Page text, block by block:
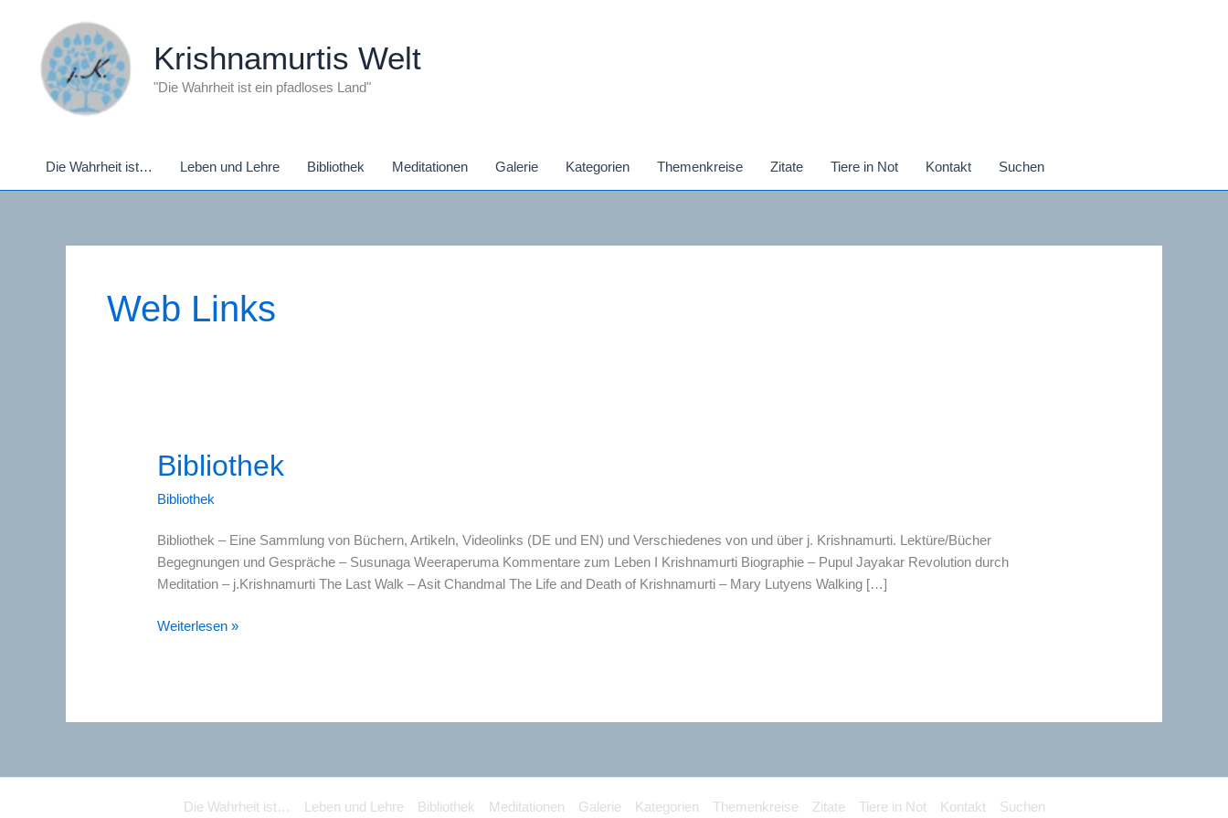
springen
Krishnamurtis Welt
"Die Wahrheit ist ein pfadloses Land"
Die Wahrheit ist… Leben und Lehre Bibliothek Meditationen Galerie Kategorien Themenkreise Zitate Tiere in Not Kontakt Suchen
Web Links
Bibliothek
Bibliothek
Bibliothek – Eine Sammlung von Büchern, Artikeln, Videolinks (DE und EN) und Verschiedenes von und über j. Krishnamurti. Lektüre/Bücher
Begegnungen und Gespräche – Susunaga Weeraperuma Kommentare zum Leben I Krishnamurti Biographie – Pupul Jayakar Revolution durch
Meditation – j.Krishnamurti The Last Walk – Asit Chandmal The Life and Death of Krishnamurti – Mary Lutyens Walking […]
Bibliothek
Weiterlesen »
Die Wahrheit ist… Leben und Lehre Bibliothek Meditationen Galerie Kategorien Themenkreise Zitate Tiere in Not Kontakt Suchen